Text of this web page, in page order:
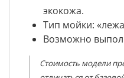
экокожа.
Тип мойки:
Возможно
Стоимость модели